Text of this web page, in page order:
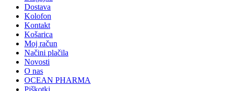
Dostava
Kolofon
Kontakt
Košarica
Moj račun
Načini plačila
Novosti
O nas
OCEAN PHARMA
Piškotki